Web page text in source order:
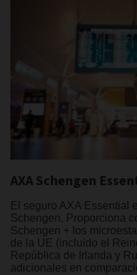
AXA Schengen
El seguro AXA Essential
Schengen. Proporciona
Schengen + los
de la UE (incluido el
República de Irlanda y
adicionales en